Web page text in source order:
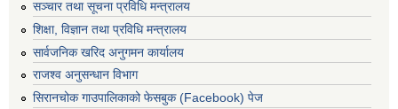
सञ्‍चार तथा सूचना प्रविधि मन्त्रालय
शिक्षा, विज्ञान तथा प्रविधि मन्त्रालय
सार्वजनिक खरिद अनुगमन कार्यालय
राजश्व अनुसन्धान विभाग
सिरानचोक गाउपालिकाको फेसबुक (Facebook) पेज